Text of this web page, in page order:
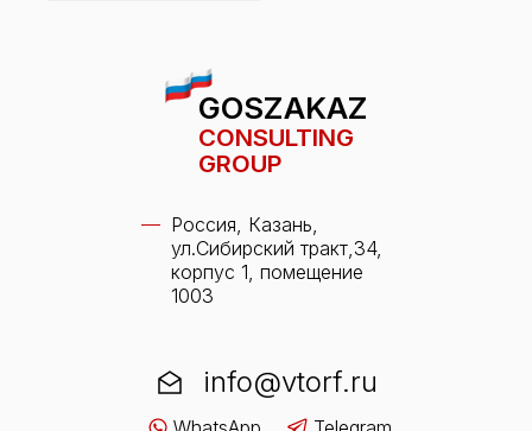
GOSZAKAZ
CONSULTING
GROUP
Россия, Казань,
ул.Сибирский тракт,34,
корпус 1, помещение
1003
info@vtorf.ru